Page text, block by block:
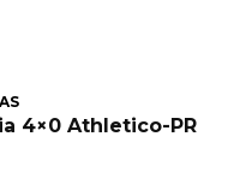
4×0 Athletico-PR